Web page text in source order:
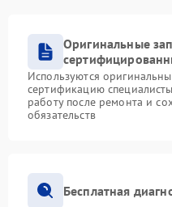
Оригинальные
Используются
сертификацию
работу после ремонта и
обязательств
Бесплатная